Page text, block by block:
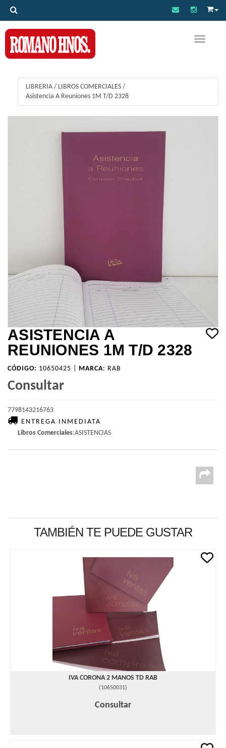
Toggle
LIBRERIA / LIBROS COMERCIALES /
Asistencia A Reuniones 1M T/D 2328
ASISTENCIA A
REUNIONES 1M T/D 2328
CÓDIGO: 10650425 | MARCA: RAB
Consultar
7798143216763
ENTREGA INMEDIATA
Libros Comerciales:ASISTENCIAS
TAMBIÉN TE PUEDE GUSTAR
IVA CORONA 2 MANOS TD RAB
(10650031)
Consultar